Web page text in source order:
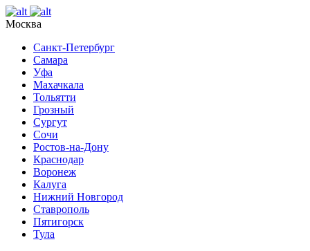
Москва
Санкт-Петербург
Самара
Уфа
Махачкала
Тольятти
Грозный
Сургут
Сочи
Ростов-на-Дону
Краснодар
Воронеж
Калуга
Нижний Новгород
Ставрополь
Пятигорск
Тула